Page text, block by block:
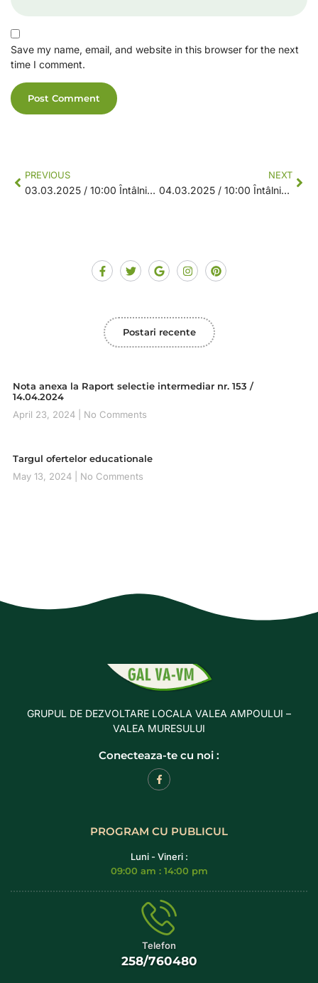
Save my name, email, and website in this browser for the next
time I comment.
PREVIOUS
03.03.2025 / 10:00 Întâlnire animare VINȚU DE JOS
NEXT
04.03.2025 / 10:00 Întâlnire animare PIANU
Postari recente
Nota anexa la Raport selectie intermediar nr. 153 /
14.04.2024
April 23, 2024
No Comments
Targul ofertelor educationale
May 13, 2024
No Comments
GRUPUL DE DEZVOLTARE LOCALA VALEA AMPOULUI –
VALEA MURESULUI
Conecteaza-te cu noi :
PROGRAM CU PUBLICUL
Luni - Vineri :
09:00 am : 14:00 pm
Telefon
258/760480